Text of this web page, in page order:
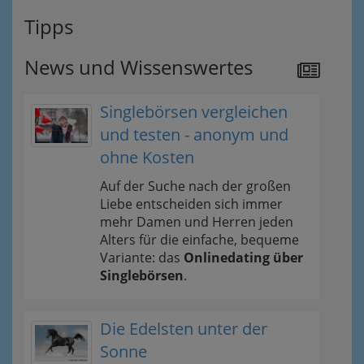
Tipps
News und Wissenswertes
Singlebörsen vergleichen
und testen - anonym und
ohne Kosten
Auf der Suche nach der großen
Liebe entscheiden sich immer
mehr Damen und Herren jeden
Alters für die einfache, bequeme
Variante: das Onlinedating über
Singlebörsen.
Die Edelsten unter der
Sonne